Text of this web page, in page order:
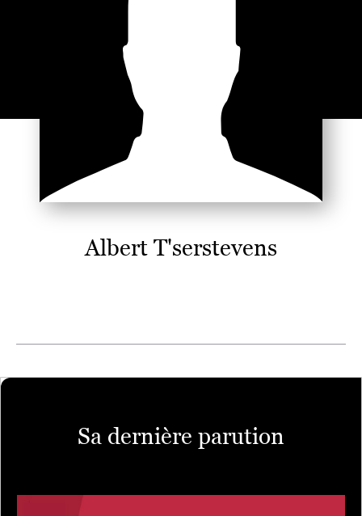
Albert T'serstevens
Sa dernière parution